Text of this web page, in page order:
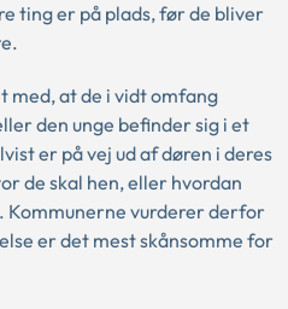
ting er på plads, før de bliver
med, at de i vidt omfang
den unge befinder sig i et
er på vej ud af døren i deres
de skal hen, eller hvordan
vurderer derfor
er det mest skånsomme for